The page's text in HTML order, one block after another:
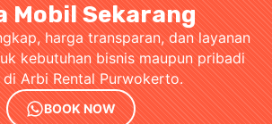
Mobil Sekarang
harga transparan, dan layanan
kebutuhan bisnis maupun pribadi
di Arbi Rental Purwokerto.
BOOK NOW